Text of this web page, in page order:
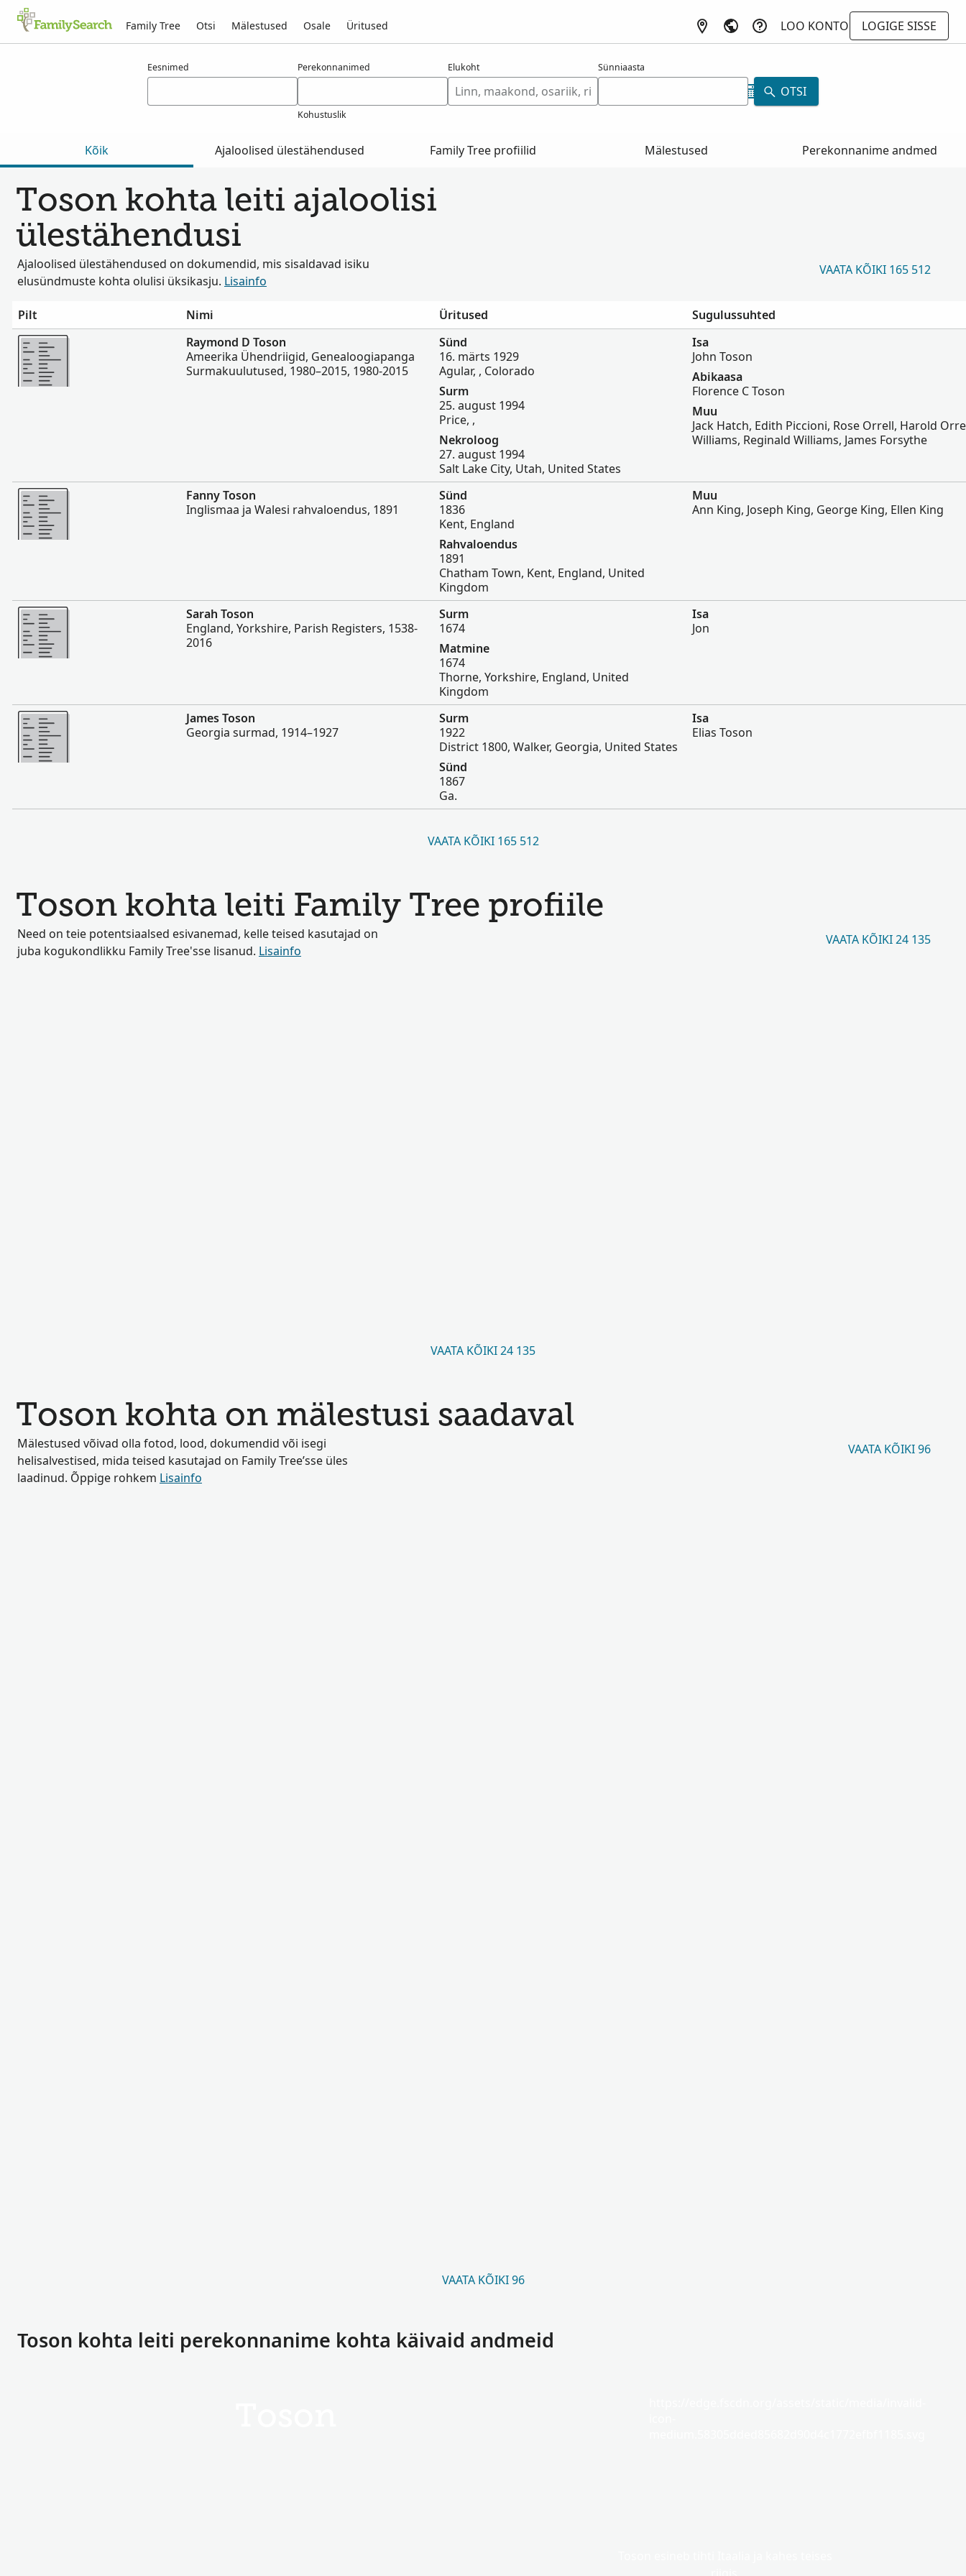
Family Tree Otsi Mälestused Osale Üritused LOO KONTO
LOGIGE SISSE
Eesnimed Perekonnanimed
Kohustuslik
Elukoht Sünniaasta
OTSI
Kõik Ajaloolised ülestähendused Family Tree profiilid Mälestused Perekonnanime andmed
Toson kohta leiti ajaloolisi
ülestähendusi
Ajaloolised ülestähendused on dokumendid, mis sisaldavad isiku
elusündmuste kohta olulisi üksikasju. Lisainfo
VAATA KÕIKI 165 512
Pilt Nimi Üritused
Sugulussuhted
Rohkem
Raymond D Toson
Ameerika Ühendriigid, Genealoogiapanga
Surmakuulutused, 1980–2015, 1980-2015
Sünd
16. märts 1929
Agular, , Colorado
Surm
25. august 1994
Price, ,
Nekroloog
27. august 1994
Salt Lake City, Utah, United States
Isa
John Toson
Abikaasa
Florence C Toson
Muu
Jack Hatch, Edith Piccioni, Rose Orrell, Harold
Williams, Reginald Williams, James Forsythe
Rohkem
Fanny Toson
Inglismaa ja Walesi rahvaloendus, 1891
Sünd
1836
Kent, England
Rahvaloendus
1891
Chatham Town, Kent, England, United
Kingdom
Muu
Ann King, Joseph King, George King, Ellen King
Rohkem
Sarah Toson
England, Yorkshire, Parish Registers, 1538-
2016
Surm
1674
Matmine
1674
Thorne, Yorkshire, England, United
Kingdom
Isa
Jon
Rohkem
James Toson
Georgia surmad, 1914–1927
Surm
1922
District 1800, Walker, Georgia, United States
Sünd
1867
Ga.
Isa
Elias Toson
VAATA KÕIKI 165 512
Toson kohta leiti Family Tree profiile
Need on teie potentsiaalsed esivanemad, kelle teised kasutajad on
juba kogukondlikku Family Tree'sse lisanud. Lisainfo
VAATA KÕIKI 24 135
VAATA KÕIKI 24 135
Toson kohta on mälestusi saadaval
Mälestused võivad olla fotod, lood, dokumendid või isegi
helisalvestised, mida teised kasutajad on Family Tree’sse üles
laadinud. Õppige rohkem Lisainfo
VAATA KÕIKI 96
VAATA KÕIKI 96
Toson kohta leiti perekonnanime kohta käivaid andmeid